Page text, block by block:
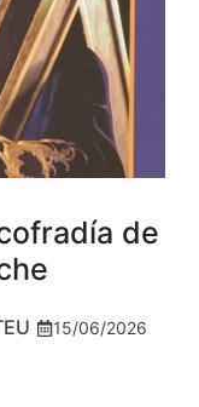
de
15/06/2026